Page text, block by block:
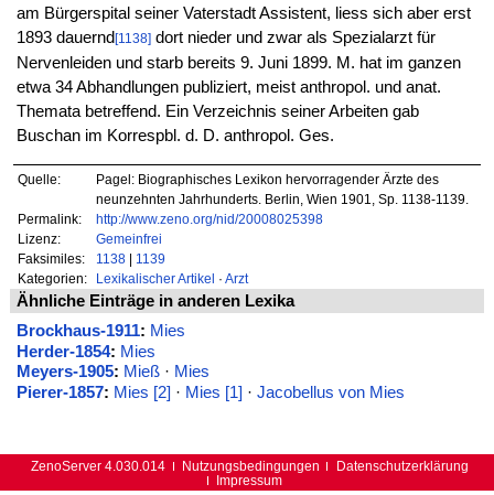
am Bürgerspital seiner Vaterstadt Assistent, liess sich aber erst
1893 dauernd [1138]dort nieder und zwar als Spezialarzt für
Nervenleiden und starb bereits 9. Juni 1899. M. hat im ganzen
etwa 34 Abhandlungen publiziert, meist anthropol. und anat.
Themata betreffend. Ein Verzeichnis seiner Arbeiten gab
Buschan im Korrespbl. d. D. anthropol. Ges.
Quelle:
Pagel: Biographisches Lexikon hervorragender Ärzte des
neunzehnten Jahrhunderts. Berlin, Wien 1901, Sp. 1138-1139.
Permalink:
http://www.zeno.org/nid/20008025398
Lizenz:
Gemeinfrei
Faksimiles:
1138| 1139
Kategorien:
Lexikalischer Artikel · Arzt
Ähnliche Einträge in anderen Lexika
Brockhaus-1911: Mies
Herder-1854: Mies
Meyers-1905: Mieß· Mies
Pierer-1857: Mies [2] · Mies [1] · Jacobellus von Mies
ZenoServer 4.030.014 Nutzungsbedingungen
Datenschutzerklärung
Impressum